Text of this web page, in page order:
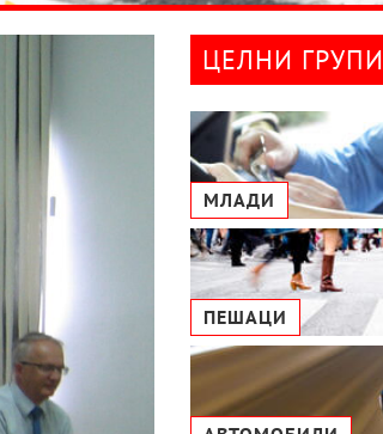
ЦЕЛНИ ГРУПИ
МЛАДИ
ПЕШАЦИ